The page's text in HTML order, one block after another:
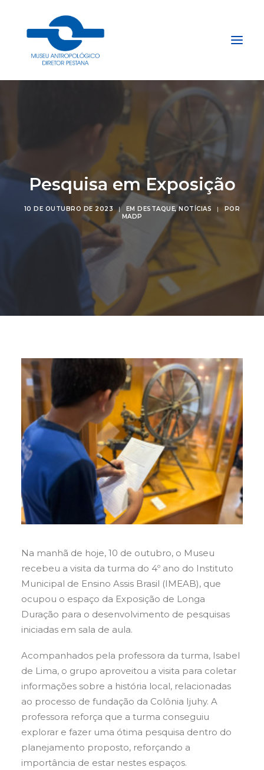
Apoie
Projetos
Gestão do Arquivo Fidene
Pesquisa em Exposição
10 DE OUTUBRO DE 2023 | EMDESTAQUE,NOTÍCIAS |
POR
MADP
Na manhã de hoje, 10 de outubro, o Museu
recebeu a visita da turma do 4º ano do Instituto
Municipal de Ensino Assis Brasil (IMEAB), que
ocupou o espaço da Exposição de Longa
Duração para o desenvolvimento de pesquisas
iniciadas em sala de aula.
Acompanhados pela professora da turma, Isabel
de Lima, o grupo aproveitou a visita para coletar
informações sobre a história local, relacionadas
ao processo de fundação da Colônia Ijuhy. A
professora reforça que a turma conseguiu
explorar e fazer uma ótima pesquisa dentro do
planejamento proposto, reforçando a
importância de estar nestes espaços.